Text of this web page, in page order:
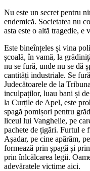
Nu este un secret pentru
endemică. Societatea nu
asta este o altă tragedie, e
Este bineînțeles și vina
școală, în vamă, la
nu se fură, unde nu se dă
cantități industriale. Se
Judecătoarele de la
inculpaților, luau bani și
la Curțile de Apel, este
spagă pomișori pentru
liceul lui Vanghelie, pe
pachete de țigări. Furtul e
Așadar, pe cine apărăm,
formează prin șpagă și
prin înlcălcarea legii.
adevăratele victime aici.